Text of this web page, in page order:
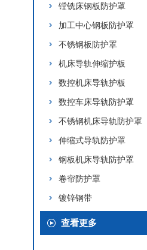
镗铣床钢板防护罩
加工中心钢板防护罩
不锈钢板防护罩
机床导轨伸缩护板
数控机床导轨护板
数控车床导轨防护罩
不锈钢机床导轨防护罩
伸缩式导轨防护罩
钢板机床导轨防护罩
卷帘防护罩
镀锌钢带
查看更多